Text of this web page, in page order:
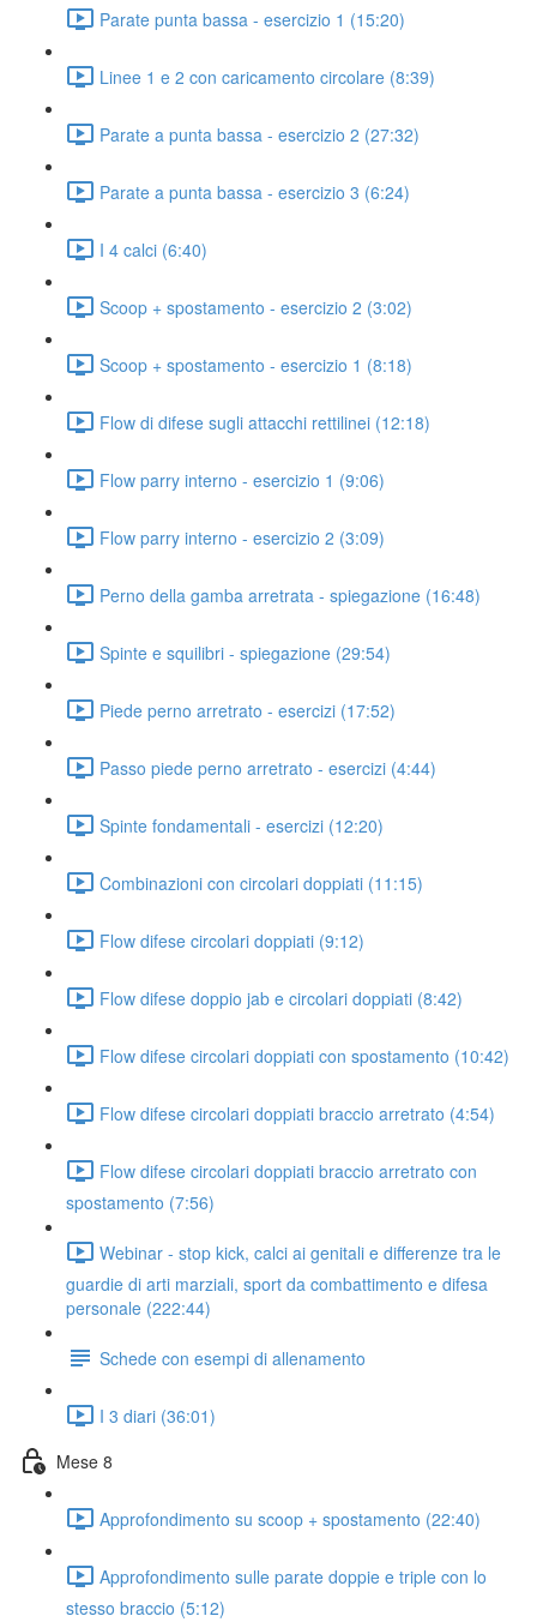
Parate punta bassa - esercizio 1 (15:20)
Linee 1 e 2 con caricamento circolare (8:39)
Parate a punta bassa - esercizio 2 (27:32)
Parate a punta bassa - esercizio 3 (6:24)
I 4 calci (6:40)
Scoop + spostamento - esercizio 2 (3:02)
Scoop + spostamento - esercizio 1 (8:18)
Flow di difese sugli attacchi rettilinei (12:18)
Flow parry interno - esercizio 1 (9:06)
Flow parry interno - esercizio 2 (3:09)
Perno della gamba arretrata - spiegazione (16:48)
Spinte e squilibri - spiegazione (29:54)
Piede perno arretrato - esercizi (17:52)
Passo piede perno arretrato - esercizi (4:44)
Spinte fondamentali - esercizi (12:20)
Combinazioni con circolari doppiati (11:15)
Flow difese circolari doppiati (9:12)
Flow difese doppio jab e circolari doppiati (8:42)
Flow difese circolari doppiati con spostamento (10:42)
Flow difese circolari doppiati braccio arretrato (4:54)
Flow difese circolari doppiati braccio arretrato con
spostamento (7:56)
Webinar - stop kick, calci ai genitali e differenze tra le
guardie di arti marziali, sport da combattimento e difesa
personale (222:44)
Schede con esempi di allenamento
I 3 diari (36:01)
Mese 8
Approfondimento su scoop + spostamento (22:40)
Approfondimento sulle parate doppie e triple con lo
stesso braccio (5:12)